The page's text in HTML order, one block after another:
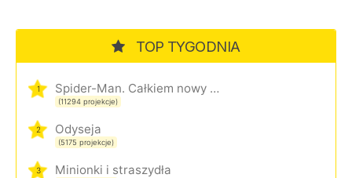
TOP TYGODNIA
1 Spider-Man. Całkiem nowy dzień
(11294 projekcje)
2 Odyseja
(5175 projekcje)
3 Minionki i straszydła